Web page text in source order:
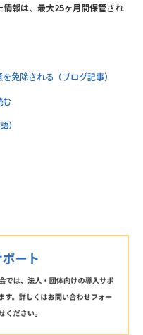
報は、 最大25ヶ月間保管され
免除される（ブログ記事）
む
）